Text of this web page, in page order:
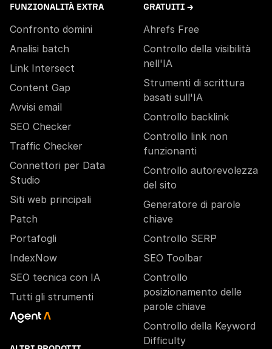
FUNZIONALITÀ EXTRA
Confronto domini
Analisi batch
Link Intersect
Content Gap
Avvisi email
SEO Checker
Traffic Checker
Connettori per Data
Studio
Siti web principali
Patch
Portafogli
IndexNow
SEO tecnica con IA
Tutti gli strumenti
GRATUITI →
Ahrefs Free
Controllo della visibilità
nell'IA
Strumenti di scrittura
basati sull'IA
Controllo backlink
Controllo link non
funzionanti
Controllo autorevolezza
del sito
Generatore di parole
chiave
Controllo SERP
SEO Toolbar
Controllo
posizionamento delle
parole chiave
Controllo della Keyword
Difficulty